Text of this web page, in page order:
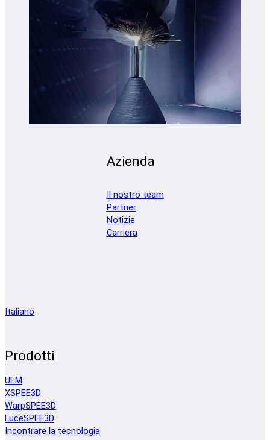
Azienda
Il nostro team
Partner
Notizie
Carriera
Italiano
Prodotti
UEM
XSPEE3D
WarpSPEE3D
LuceSPEE3D
Incontrare la tecnologia